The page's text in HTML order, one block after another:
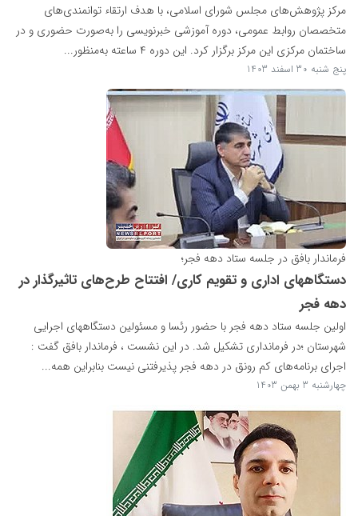
مرکز پژوهش‌های مجلس شورای اسلامی، با هدف ارتقاء توانمندی‌های
متخصصان روابط عمومی، دوره آموزشی خبرنویسی را به‌صورت حضوری و در
ساختمان مرکزی این مرکز برگزار کرد. این دوره ۴ ساعته به‌منظور...
پنج شنبه 30 اسفند 1403
فرماندار بافق در جلسه ستاد دهه فجر؛
دستگاههای اداری و تقویم کاری/ افتتاح طرح‌های تاثیرگذار در
دهه فجر
اولین جلسه ستاد دهه فجر با حضور رئسا و مسئولین دستگاههای اجرایی
شهرستان ؛در فرمانداری تشکیل شد. در این نشست ، فرماندار بافق گفت :
اجرای برنامه‌های کم‌ رونق در دهه فجر پذیرفتنی نیست بنابراین همه...
چهارشنبه 3 بهمن 1403